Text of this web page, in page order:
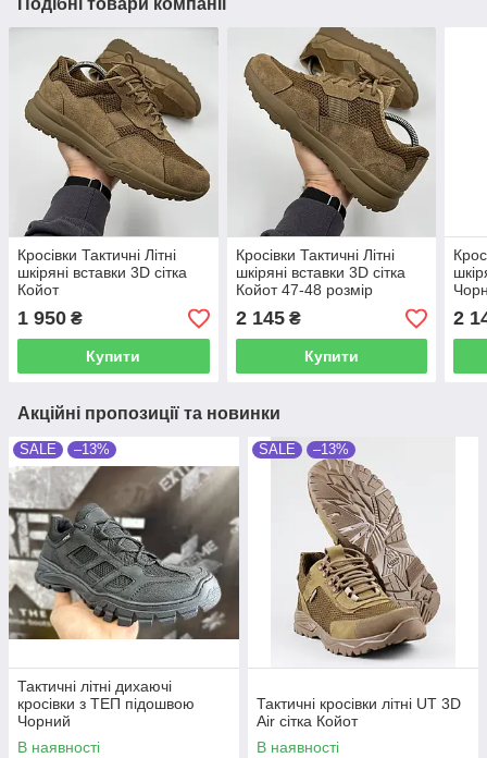
Кросівки Тактичні Літні
шкіряні вставки 3D сітка
Койот
1 950 ₴
Купити
Кросівки Тактичні Літні
шкіряні вставки 3D сітка
Койот 47-48 розмір
2 145₴
Купити
2
Акційні пропозиції та новинки
SALE –13%
Тактичні літні дихаючі
кросівки з ТЕП підошвою
Чорний
В наявності
SALE –13%
Тактичні кросівки літні UT 3D
Air сітка Койот
В наявності